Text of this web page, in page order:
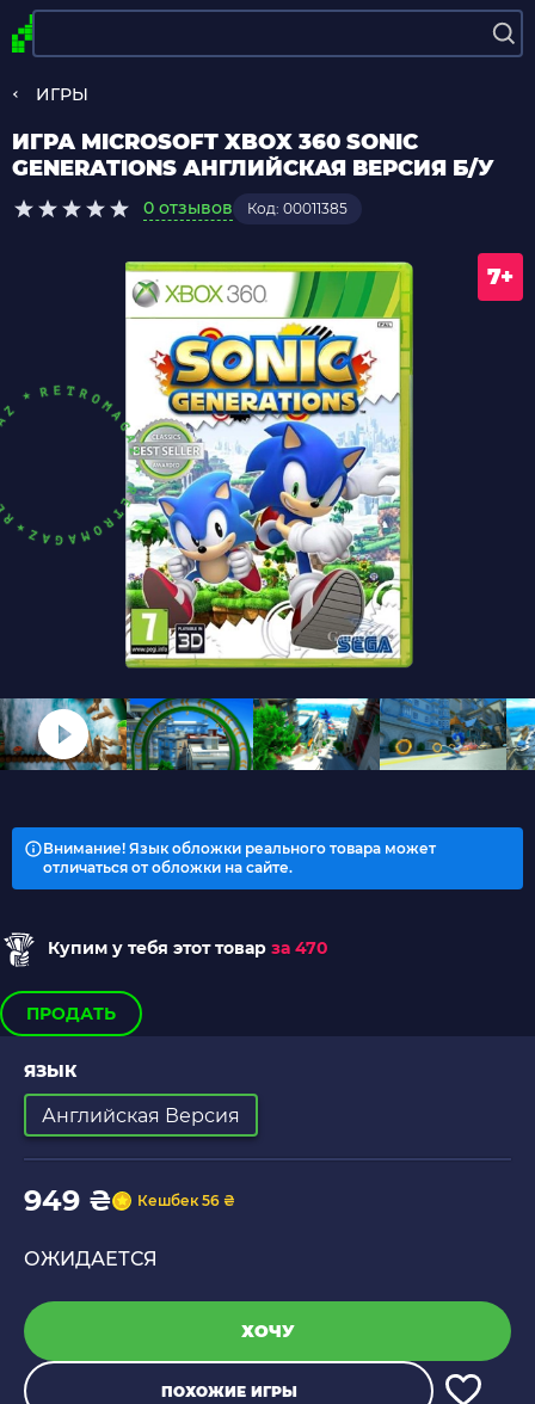
ИГРЫ
ИГРА MICROSOFT XBOX 360 SONIC
GENERATIONS АНГЛИЙСКАЯ ВЕРСИЯ Б/У
0 отзывов Код: 00011385
7+
Внимание! Язык обложки реального товара может
отличаться от обложки на сайте.
Купим у тебя этот товар за 470
ПРОДАТЬ
ЯЗЫК
Английская Версия
949 ₴ Кешбек 56 ₴
ОЖИДАЕТСЯ
ХОЧУ
ПОХОЖИЕ ИГРЫ